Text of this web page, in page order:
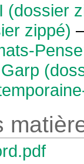
(dossier
zippé)